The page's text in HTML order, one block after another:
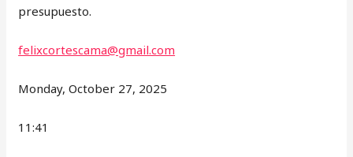
presupuesto.
felixcortescama@gmail.com
Monday, October 27, 2025
11:41